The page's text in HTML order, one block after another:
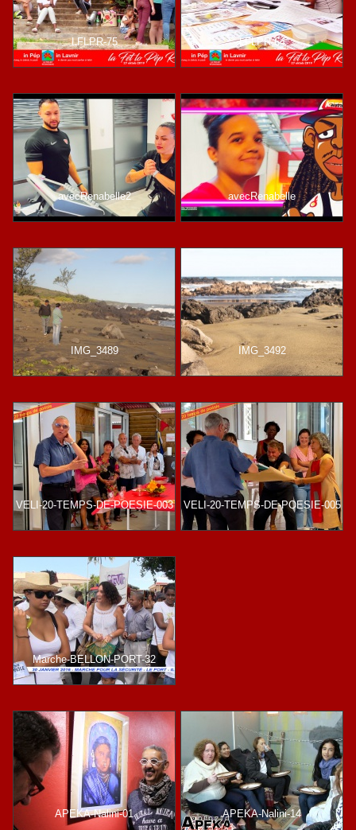
LFLPR-75 LFLPR-64
avecRenabelle2 avecRenabelle
IMG_3489 IMG_3492
VELI-20-TEMPS-DE-POESIE-003 VELI-20-TEMPS-DE-POESIE-005
Marche-BELLON-PORT-32
APEKA-Nalini-01 APEKA-Nalini-14